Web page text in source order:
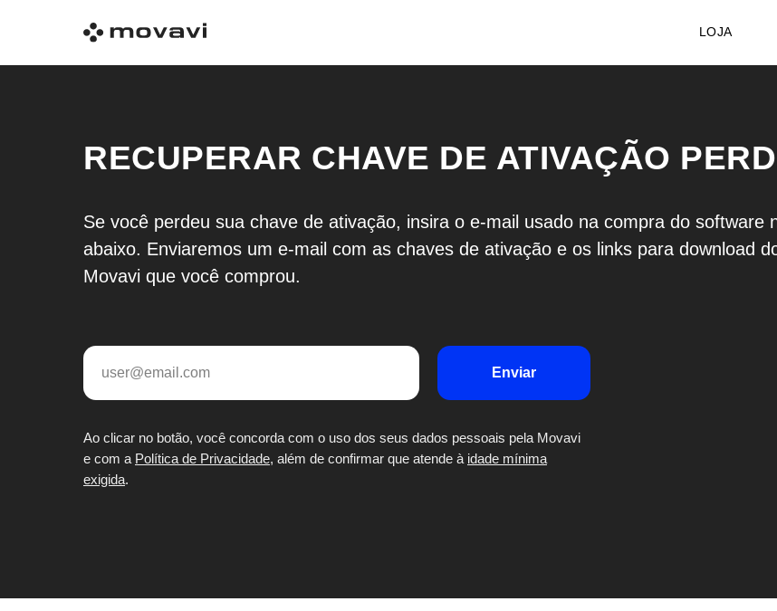
LOJA
RECUPERAR CHAVE DE ATIVAÇÃO
Se você perdeu sua chave de ativação, insira o e-mail usado na compra do software
abaixo. Enviaremos um e-mail com as chaves de ativação e os links para download
Movavi que você comprou.
Enviar
Ao clicar no botão, você concorda com o uso dos seus dados pessoais pela Movavi
e com a Política de Privacidade, além de confirmar que atende à idade mínima
exigida.